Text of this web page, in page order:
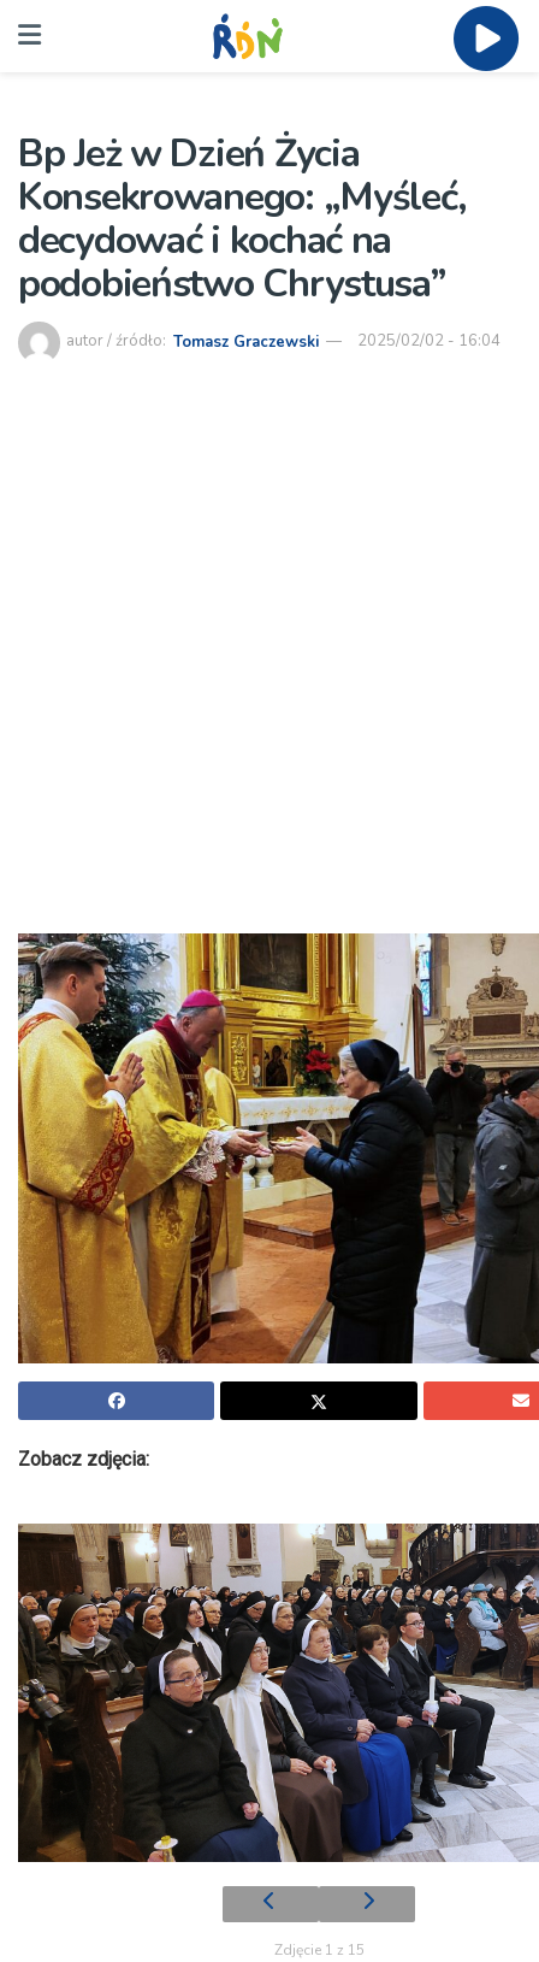
Bp Jeż w Dzień Życia
Konsekrowanego: „Myśleć,
decydować i kochać na
podobieństwo Chrystusa”
autor / źródło: Tomasz Graczewski 2025/02/02 - 16:04
Zobacz zdjęcia:
Zdjęcie 1 z 15